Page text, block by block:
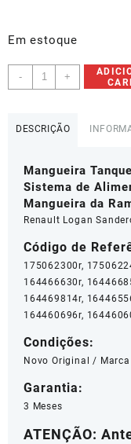
Em estoque
-
Mangueira
Tanque
Renault
Logan
II
-
175062300r
quantidade
+
DESCRIÇÃO
Mangueira
Sistema de
Mangueira da
Renault Logan
Código de
175062300r,
164466630r,
164469814r,
164460696r,
Condições:
Novo Original /
Garantia:
3 Meses
ATENÇÃO: